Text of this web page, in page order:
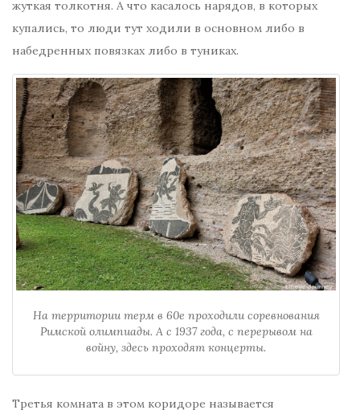
жуткая толкотня. А что касалось нарядов, в которых
купались, то люди тут ходили в основном либо в
набедренных повязках либо в туниках.
На территории терм в 60e проходили соревнования
Римской олимпиады. А с 1937 года, с перерывом на
войну, здесь проходят концерты.
Третья комната в этом коридоре называется